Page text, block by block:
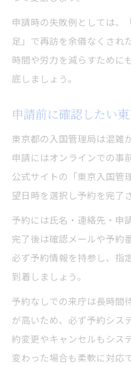
申請時の失敗例としては、
足」で再訪を余儀なくされ
時間や労力を減らすために
底しましょう。
申請前に確認したい
東京都の入国管理局は混雑
申請にはオンラインでの事
公式サイトの「東京入国管
望日時を選択し予約を完了
予約には氏名・連絡先・申
完了後は確認メールや予約
必ず予約情報を持参し、指
到着しましょう。
予約なしでの来庁は長時間
が高いため、必ず予約シス
約変更やキャンセルもシス
変わった場合も柔軟に対応